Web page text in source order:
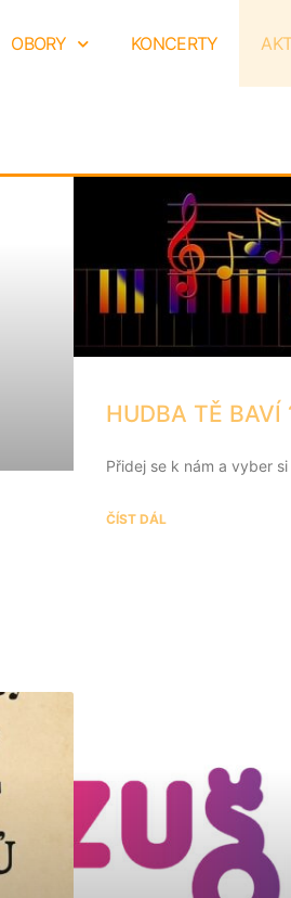
OBORY KONCERTY
HUDBA TĚ BAVÍ
Přidej se k nám a vyber
ČÍST DÁL